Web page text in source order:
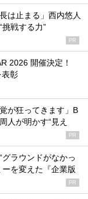
は止まる」西内悠人
戦する力”
PR
2026 開催決定！
表彰
が狂ってきます」B
人が明かす“見え
PR
グラウンドがなかっ
を変えた『企業版
PR